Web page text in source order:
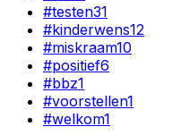
#testen31
#kinderwens12
#miskraam10
#positief6
#bbz1
#voorstellen1
#welkom1